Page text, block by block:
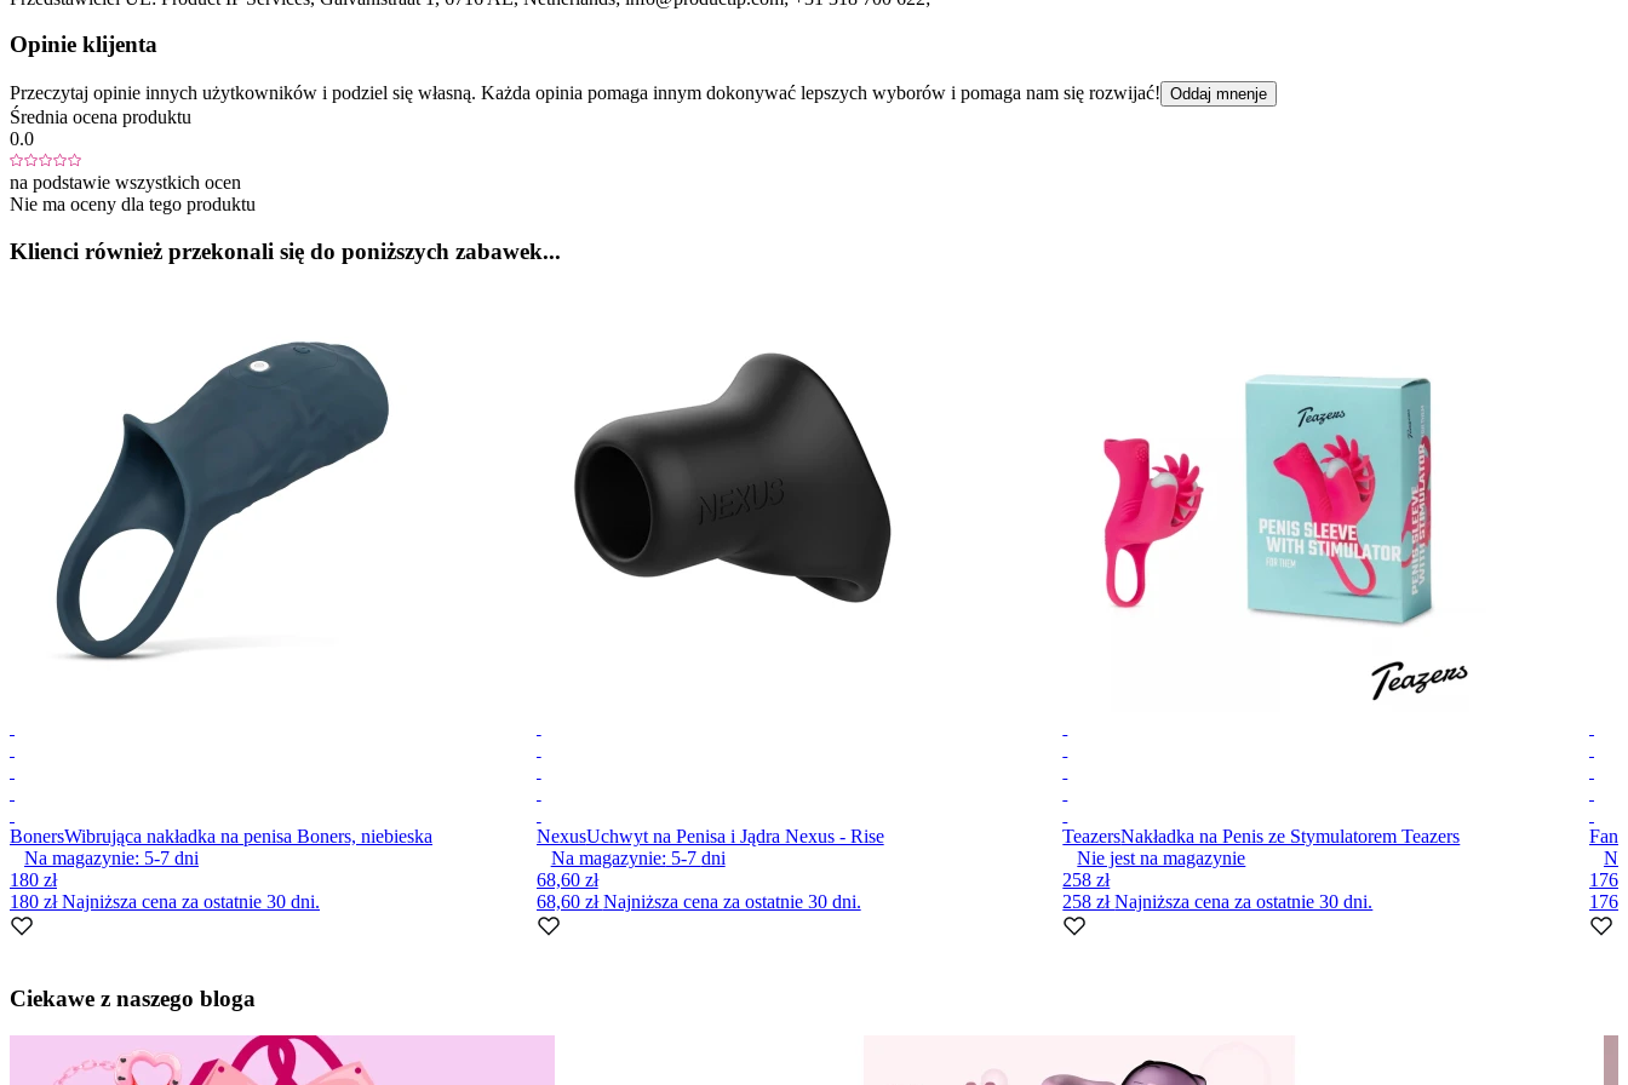
Opinie klijenta
Przeczytaj opinie innych użytkowników i podziel się własną. Każda opinia pomaga innym dokonywać lepszych wyborów i pomaga nam się rozwijać! Oddaj mnenje
Średnia ocena produktu
0.0
na podstawie wszystkich ocen
Nie ma oceny dla tego produktu
Klienci również przekonali się do poniższych zabawek...
BonersWibrująca nakładka na penisa Boners, niebieska
Na magazynie: 5-7 dni
180 zł
180 złNajniższa cena za ostatnie 30 dni.
NexusUchwyt na Penisa i Jądra Nexus - Rise
Na magazynie: 5-7 dni
68,60 zł
68,60 złNajniższa cena za ostatnie 30 dni.
TeazersNakładka na Penis ze Stymulatorem Teazers
Nie jest na magazynie
258 zł
258 złNajniższa cena za ostatnie 30 dni.
176
176
1
6
Ciekawe z naszego bloga